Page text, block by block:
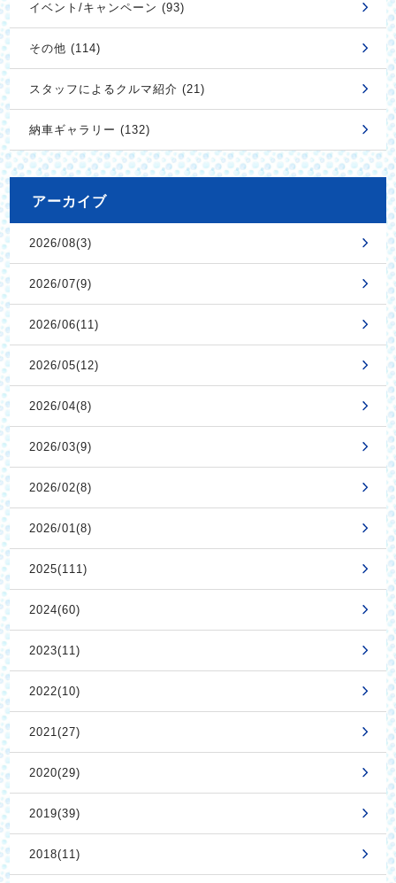
イベント/キャンペーン (93)
その他 (114)
スタッフによるクルマ紹介 (21)
納車ギャラリー (132)
アーカイブ
2026/08(3)
2026/07(9)
2026/06(11)
2026/05(12)
2026/04(8)
2026/03(9)
2026/02(8)
2026/01(8)
2025(111)
2024(60)
2023(11)
2022(10)
2021(27)
2020(29)
2019(39)
2018(11)